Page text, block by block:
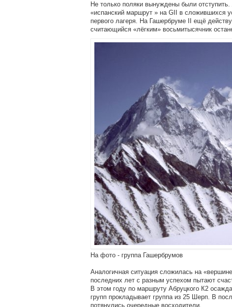
Не только поляки вынуждены были
«испанский маршрут » на GII в сложившихся
первого лагеря. На Гашербруме II ещё
считающийся «лёгким» восьмитысячник
На фото - группа Гашербрумов
Аналогичная ситуация сложилась на
последних лет с разным успехом пытают
В этом году по маршруту Абруцкого К2
групп прокладывает группа из 25 Шерп. В
потянулись очередные восходители.